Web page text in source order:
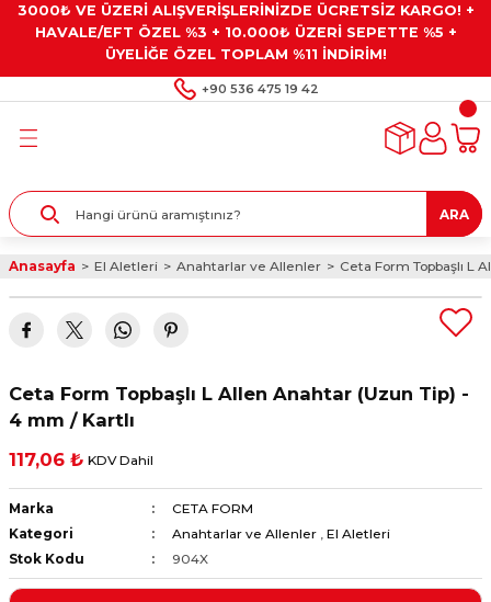
3000₺ VE ÜZERİ ALIŞVERİŞLERİNİZDE ÜCRETSİZ KARGO! +
HAVALE/EFT ÖZEL %3 + 10.000₺ ÜZERİ SEPETTE %5 +
ÜYELİĞE ÖZEL TOPLAM %11 İNDİRİM!
+90 536 475 19 42
Geri Dön
Geri Dön
Geri Dön
Gresler
Geri Dön
Alet Setleri
ve Multimetreler
ve Penseler
Geri Dön
Taşları ve
ARA
Anasayfa El Aletleri Anahtarlar ve Allenler Ceta Form Topbaşlı L
Ceta Form Topbaşlı L Allen Anahtar (Uzun Tip) -
4 mm / Kartlı
117,06 ₺ KDV Dahil
Marka
CETA FORM
Kategori
Anahtarlar ve Allenler , El Aletleri
Stok Kodu
904X